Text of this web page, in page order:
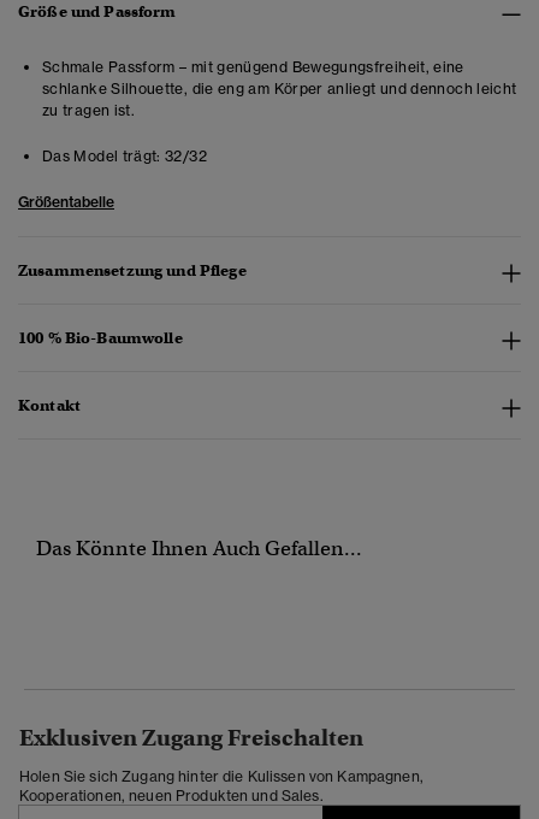
Größe und Passform
Schmale Passform – mit genügend Bewegungsfreiheit, eine
schlanke Silhouette, die eng am Körper anliegt und dennoch leicht
zu tragen ist.
Das Model trägt: 32/32
Größentabelle
Zusammensetzung und Pflege
100 % Bio-Baumwolle
Kontakt
Das Könnte Ihnen Auch Gefallen...
Exklusiven Zugang Freischalten
Holen Sie sich Zugang hinter die Kulissen von Kampagnen,
Kooperationen, neuen Produkten und Sales.